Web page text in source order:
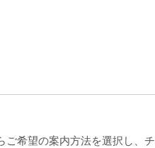
ご希望の案内方法を選択し、